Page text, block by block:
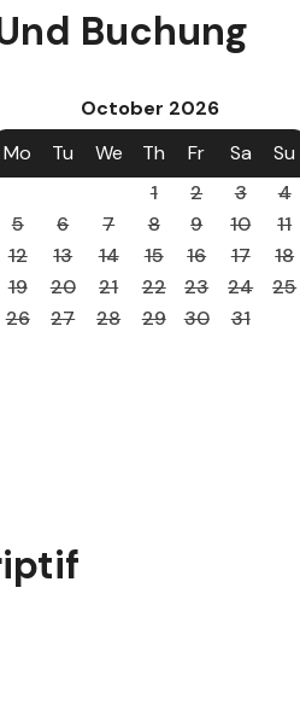
Buchung
October 2026
Mo
Tu We Th Fr Sa
Su
1
2 3
4
5
6 7 8 9 10
11
12
13 14 15 16 17
18
19
20 21 22 23 24
25
26
27 28 29 30 31